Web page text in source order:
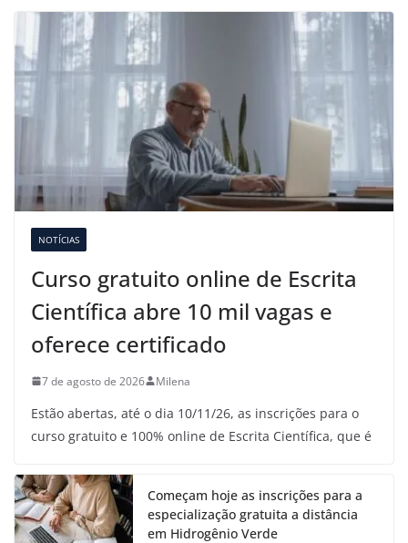
NOTÍCIAS
Curso gratuito online de Escrita
Científica abre 10 mil vagas e
oferece certificado
7 de agosto de 2026 Milena
Estão abertas, até o dia 10/11/26, as inscrições para o
curso gratuito e 100% online de Escrita Científica, que é
Começam hoje as inscrições para a
especialização gratuita a distância
em Hidrogênio Verde